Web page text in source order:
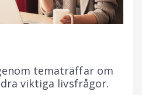
tematräffar om
viktiga livsfrågor.